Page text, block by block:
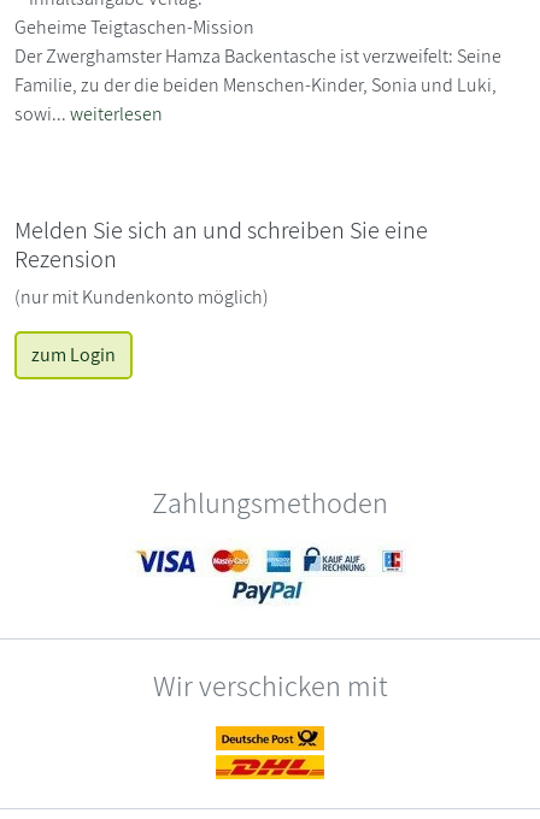
Geheime Teigtaschen-Mission
Der Zwerghamster Hamza Backentasche ist verzweifelt: Seine
Familie, zu der die beiden Menschen-Kinder, Sonia und Luki,
sowi...weiterlesen
Melden Sie sich an und schreiben Sie eine
Rezension
(nur mit Kundenkonto möglich)
zum Login
Zahlungsmethoden
Wir verschicken mit